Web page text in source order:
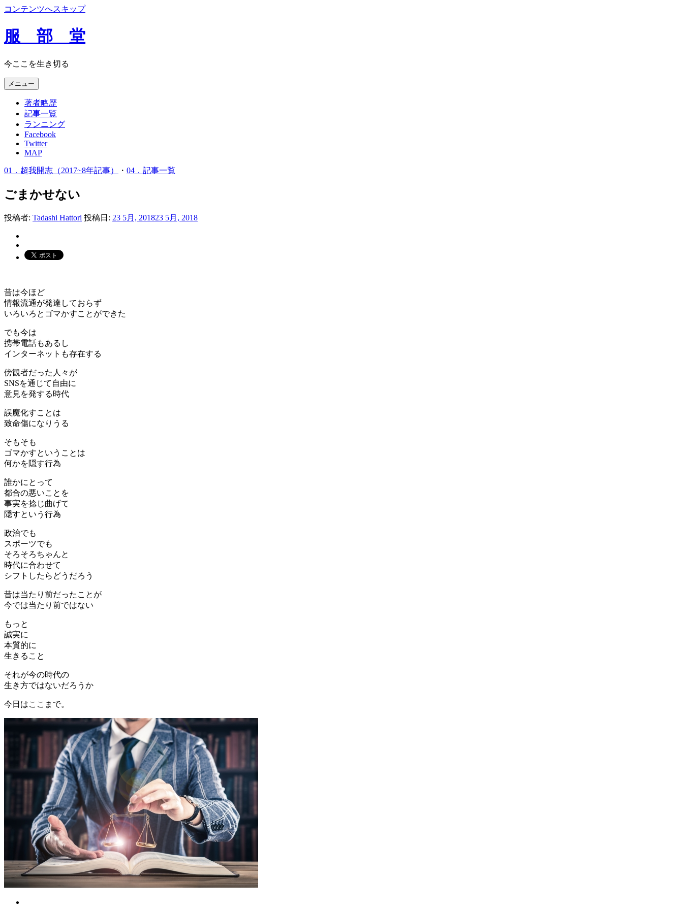
コンテンツへスキップ
服 部 堂
今ここを生き切る
メニュー
著者略歴
記事一覧
ランニング
Facebook
Twitter
MAP
01．超我開志（2017~8年記事） ・ 04．記事一覧
ごまかせない
投稿者: Tadashi Hattori 投稿日: 23 5月, 201823 5月, 2018
昔は今ほど
情報流通が発達しておらず
いろいろとゴマかすことができた
でも今は
携帯電話もあるし
インターネットも存在する
傍観者だった人々が
SNSを通じて自由に
意見を発する時代
誤魔化すことは
致命傷になりうる
そもそも
ゴマかすということは
何かを隠す行為
誰かにとって
都合の悪いことを
事実を捻じ曲げて
隠すという行為
政治でも
スポーツでも
そろそろちゃんと
時代に合わせて
シフトしたらどうだろう
昔は当たり前だったことが
今では当たり前ではない
もっと
誠実に
本質的に
生きること
それが今の時代の
生き方ではないだろうか
今日はここまで。